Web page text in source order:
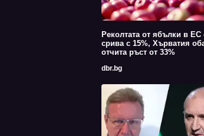
Реколтата от ябълки в ЕС
срива с 15%, Хърватия
отчита ръст от 33%
dbr.bg